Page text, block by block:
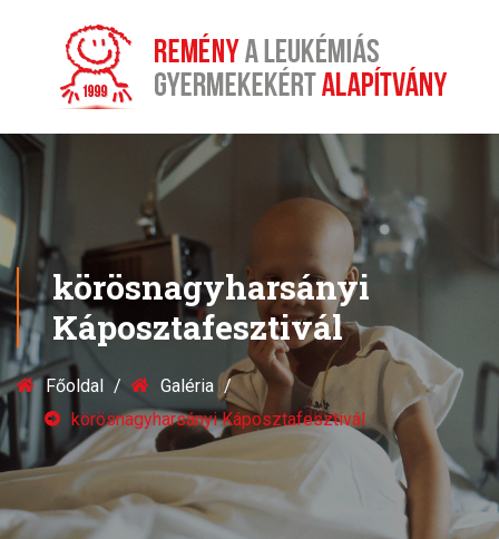
körösnagyharsányi
Káposztafesztivál
Főoldal
Galéria
körösnagyharsányi Káposztafesztivál